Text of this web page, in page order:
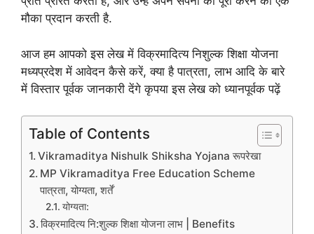
मौका प्रदान करती है.
आज हम आपको इस लेख में विक्रमादित्य निशुल्क शिक्षा योजना
मध्यप्रदेश में आवेदन कैसे करें, क्या है पात्रता, लाभ आदि के बारे
में विस्तार पूर्वक जानकारी देंगे कृपया इस लेख को ध्यानपूर्वक पढ़ें
Table of Contents
Vikramaditya Nishulk Shiksha Yojana रूपरेखा
MP Vikramaditya Free Education Scheme
पात्रता, योग्यता, शर्तें
योग्यता:
विक्रमादित्य नि:शुल्क शिक्षा योजना लाभ | Benefits